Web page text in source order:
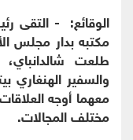
الوقائع: - التقى
مكتبه بدار مجلس
طلعت
والسفير
معهما أوجه
مختلف المجالات.